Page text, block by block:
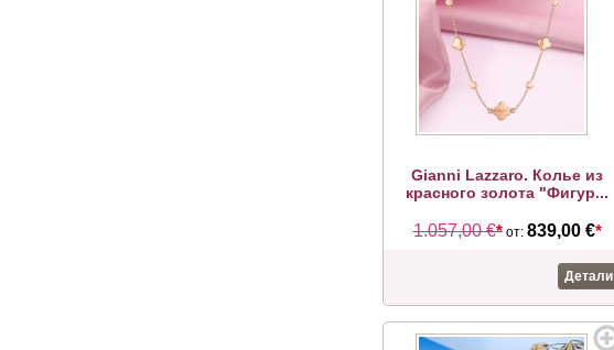
Gianni Lazzaro. Колье из
красного золота "Фигур...
1.057,00 €*от: 839,00 €*
Детали